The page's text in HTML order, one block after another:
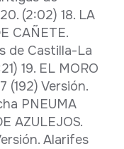
(2:02) 18. LA
CAÑETE.
de Castilla-La
19. EL MORO
(192) Versión.
PNEUMA
AZULEJOS.
Alarifes